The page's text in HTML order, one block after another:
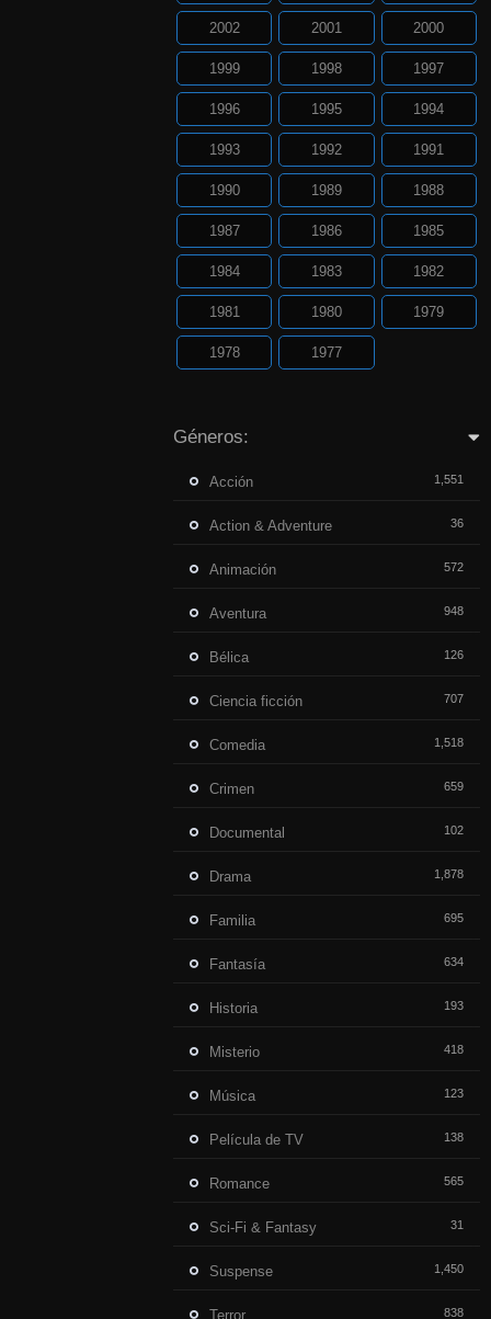
2002 2001 2000
1999 1998 1997
1996 1995 1994
1993 1992 1991
1990 1989 1988
1987 1986 1985
1984 1983 1982
1981 1980 1979
1978 1977
Géneros:
Acción 1,551
Action & Adventure 36
Animación 572
Aventura 948
Bélica 126
Ciencia ficción 707
Comedia 1,518
Crimen 659
Documental 102
Drama 1,878
Familia 695
Fantasía 634
Historia 193
Misterio 418
Música 123
Película de TV 138
Romance 565
Sci-Fi & Fantasy 31
Suspense 1,450
Terror 838